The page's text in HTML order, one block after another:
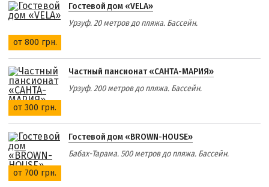
от 800 грн.
Гостевой дом «VELA»
Урзуф. 20 метров до пляжа. Бассейн.
от 300 грн.
Частный пансионат «САНТА-МАРИЯ»
Урзуф. 200 метров до пляжа. Бассейн.
от 700 грн.
Гостевой дом «BROWN-HOUSE»
Бабах-Тарама. 500 метров до пляжа. Бассейн.